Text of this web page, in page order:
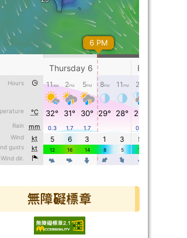
無障礙標章